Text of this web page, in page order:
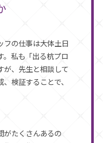
フの仕事は大体土日
。私も「出る杭プロ
が、先生と相談して
検証することで、
がたくさんあるの